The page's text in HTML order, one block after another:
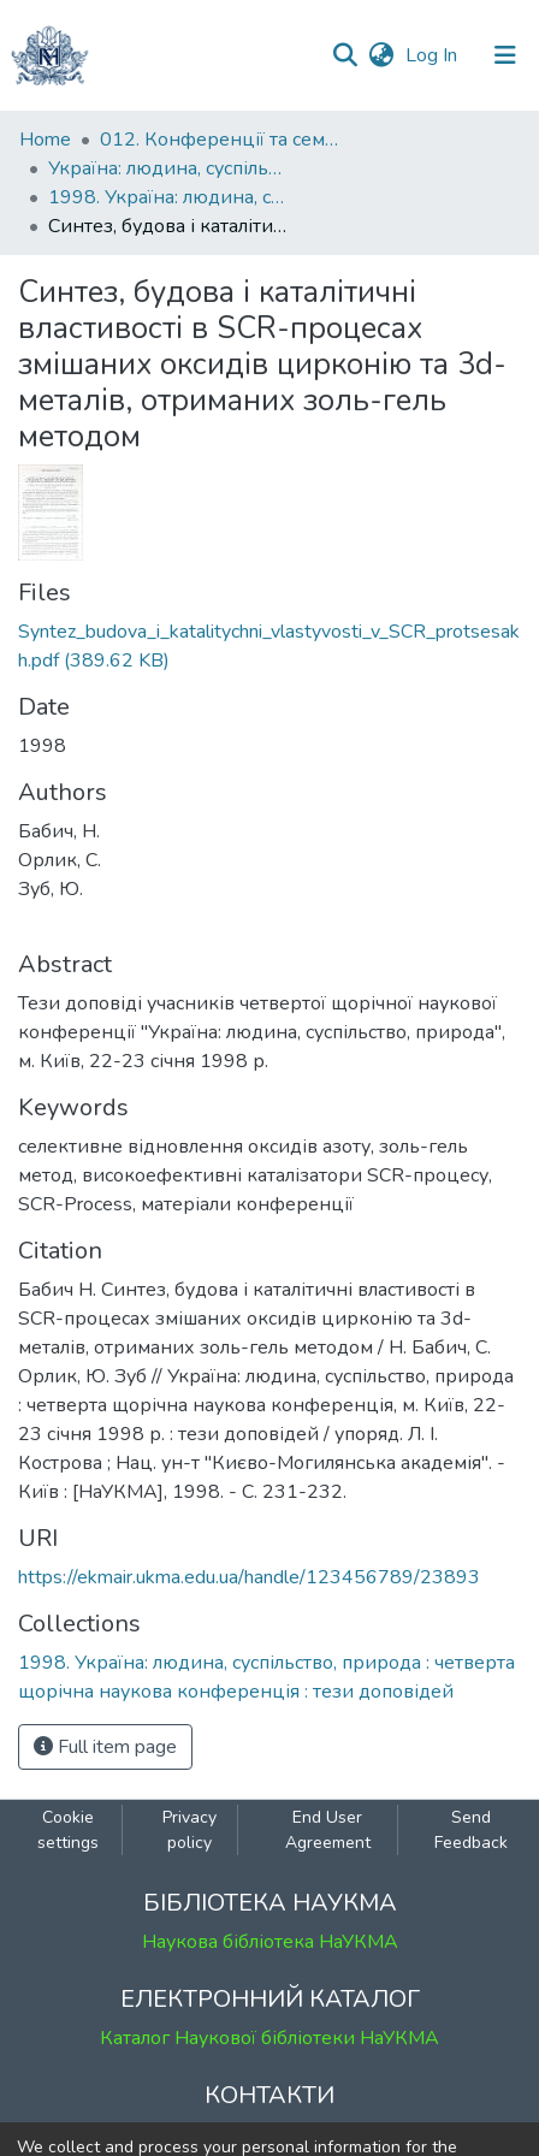
Log In (current)
Communities
&
Collections
All of DSpace
Statistics
Home
012. Конференції та семінари НаУКМА
Україна: людина, суспільство, природа : щорічна наукова конференція
1998. Україна: людина, суспільство, природа : четверта щорічна наукова конференція : тези доповідей
Синтез, будова і каталітичні властивості в SCR-процесах змішаних оксидів цирконію та 3d-металів, отриманих золь-гель методом
Синтез, будова і каталітичні
властивості в SCR-процесах
змішаних оксидів цирконію та 3d-
металів, отриманих золь-гель
методом
Files
Syntez_budova_i_katalitychni_vlastyvosti_v_SCR_protsesak
h.pdf(389.62 KB)
Date
1998
Authors
Бабич, Н.
Орлик, С.
Зуб, Ю.
Abstract
Тези доповіді учасників четвертої щорічної наукової
конференції "Україна: людина, суспільство, природа",
м. Київ, 22-23 січня 1998 р.
Keywords
селективне відновлення оксидів азоту, золь-гель
метод, високоефективні каталізатори SСR-процесу,
SCR-Process, матеріали конференції
Citation
Бабич Н. Синтез, будова і каталітичні властивості в
SCR-процесах змішаних оксидів цирконію та 3d-
металів, отриманих золь-гель методом / Н. Бабич, С.
Орлик, Ю. Зуб // Україна: людина, суспільство, природа
: четверта щорічна наукова конференція, м. Київ, 22-
23 січня 1998 р. : тези доповідей / упоряд. Л. І.
Кострова ; Нац. ун-т "Києво-Могилянська академія". -
Київ : [НаУКМА], 1998. - С. 231-232.
URI
https://ekmair.ukma.edu.ua/handle/123456789/23893
Collections
1998. Україна: людина, суспільство, природа : четверта
щорічна наукова конференція : тези доповідей
Full item page
Cookie
settings
Privacy
policy
End User
Agreement
Send
Feedback
БІБЛІОТЕКА НАУКМА
Наукова бібліотека НаУКМА
ЕЛЕКТРОННИЙ КАТАЛОГ
Каталог Наукової бібліотеки НаУКМА
КОНТАКТИ
м. Київ, вул. Григорія Сковороди, 2
We collect and process your personal information for the